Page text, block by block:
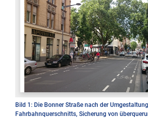
Bild 1: Die Bonner Straße nach der
Fahrbahnquerschnitts, Sicherung von